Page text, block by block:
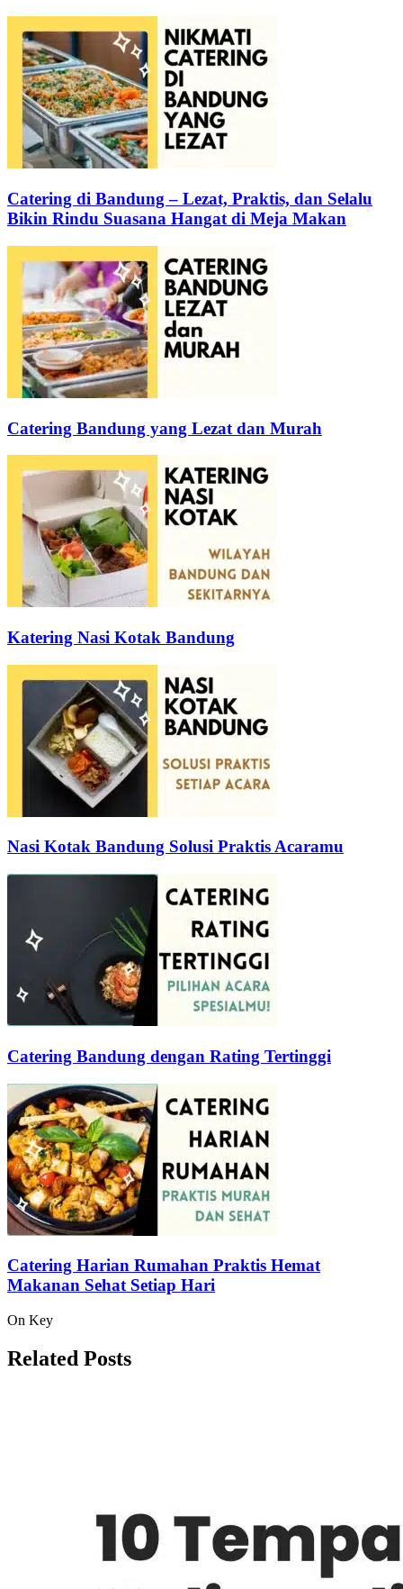
Catering di Bandung – Lezat, Praktis, dan Selalu
Bikin Rindu Suasana Hangat di Meja Makan
Catering Bandung yang Lezat dan Murah
Katering Nasi Kotak Bandung
Nasi Kotak Bandung Solusi Praktis Acaramu
Catering Bandung dengan Rating Tertinggi
Catering Harian Rumahan Praktis Hemat
Makanan Sehat Setiap Hari
On Key
Related Posts